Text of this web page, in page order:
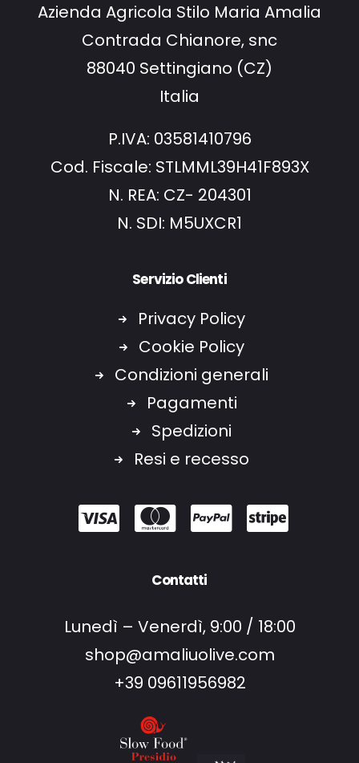
Azienda Agricola Stilo Maria Amalia
Contrada Chianore, snc
88040 Settingiano (CZ)
Italia
P.IVA: 03581410796
Cod. Fiscale: STLMML39H41F893X
N. REA: CZ- 204301
N. SDI: M5UXCR1
Servizio Clienti
Privacy Policy
Cookie Policy
Condizioni generali
Pagamenti
Spedizioni
Resi e recesso
Contatti
Lunedì – Venerdì, 9:00 / 18:00
shop@amaliuolive.com
+39 09611956982